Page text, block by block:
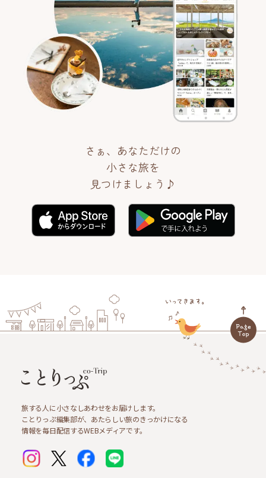
さぁ、あなただけの
小さな旅を
見つけましょう♪
旅する人に小さなしあわせをお届けします。
ことりっぷ編集部が、あたらしい旅のきっかけになる
情報を毎日配信するWEBメディアです。